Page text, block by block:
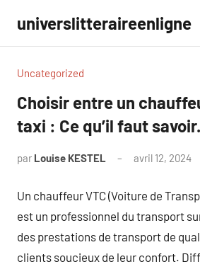
contenu
universlitteraireenligne
Uncategorized
Choisir entre un
taxi : Ce qu’il faut savoir.
par Louise KESTEL avril 12, 2024
Un chauffeur VTC (Voiture de
est un professionnel du transport
des prestations de transport de
clients soucieux de leur confort.